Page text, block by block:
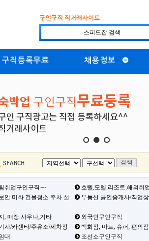
구인구직 직거래사이트
구직등록무료 채용정보
취업구인구직~~ 호텔,모텔,리조트,해외취업
안.미화.건물청소.주차.설
부동산 공인중개사/직업
, 매장.사우나,기타
외국인구인구직
사/카센타/주유소/세차장
백화점, 마트, 슈퍼, 편의점
대
조선소구인구직